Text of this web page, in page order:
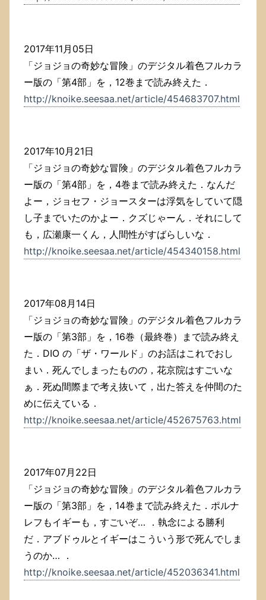
2017年11月05日
「ジョジョの奇妙な冒険」のデジタル着色フルカラ
ー版の「第4部」を，12巻まで読み終えた．
http://knoike.seesaa.net/article/454683707.html
2017年10月21日
「ジョジョの奇妙な冒険」のデジタル着色フルカラ
ー版の「第4部」を，4巻まで読み終えた．なんだ
よー，ジョセフ・ジョースターは浮気をしていて隠
し子までいたのかよー．クズじゃーん．それにして
も，広瀬康一くん，人間性がすばらしいな．
http://knoike.seesaa.net/article/454340158.html
2017年08月14日
「ジョジョの奇妙な冒険」のデジタル着色フルカラ
ー版の「第3部」を，16巻（最終巻）まで読み終え
た．DIO の「ザ・ワールド」のお話はこれでおし
まい．死んでしまったものの，花京院はすごいな
ぁ．死ぬ間際まで考え抜いて，出た答えを仲間のた
めに伝えている．
http://knoike.seesaa.net/article/452675763.html
2017年07月22日
「ジョジョの奇妙な冒険」のデジタル着色フルカラ
ー版の「第3部」を，14巻まで読み終えた．ポルナ
レフもイギーも，すごいぞ… ．執念による勝利
だ．アブドゥルとイギーはこういう形で死んでしま
うのか… ．
http://knoike.seesaa.net/article/452036341.html